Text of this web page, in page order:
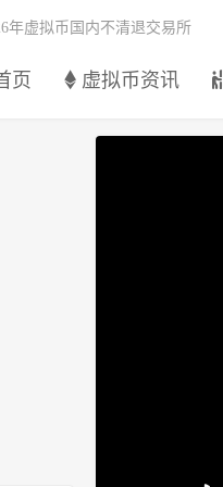
页 虚拟币资讯
年虚拟币国内不清退交易所